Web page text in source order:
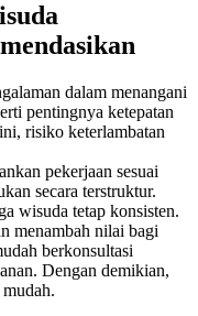
dalam menangani
pentingnya ketepatan
risiko keterlambatan
pekerjaan sesuai
secara terstruktur.
wisuda tetap konsisten.
menambah nilai bagi
berkonsultasi
Dengan demikian,